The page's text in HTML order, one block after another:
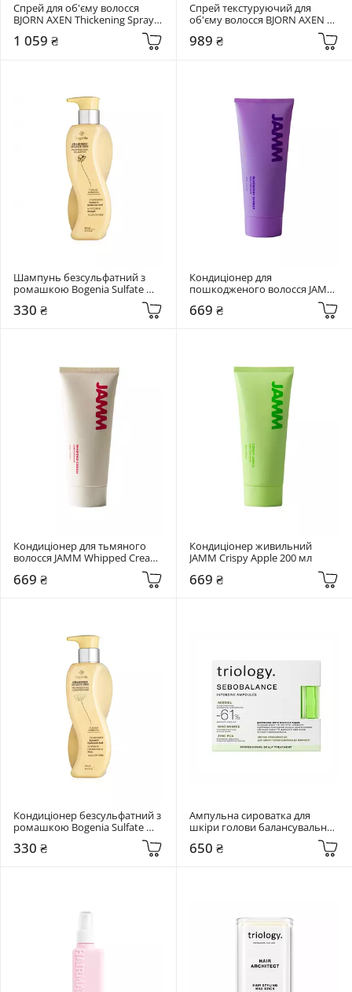
Спрей для об'єму волосся
BJORN AXEN Thickening Spray
1 059 ₴
Спрей текстуруючий для
об'єму волосся BJORN AXEN
989 ₴
Шампунь безсульфатний з
ромашкою Bogenia Sulfate
330 ₴
Кондиціонер для
пошкодженого волосся JAMM
669 ₴
Кондиціонер для тьмяного
волосся JAMM Whipped Cream
669 ₴
Кондиціонер живильний
JAMM Crispy Apple 200 мл
669 ₴
Кондиціонер безсульфатний з
ромашкою Bogenia Sulfate
330 ₴
Ампульна сироватка для
шкіри голови балансувальна
Triology. Sebobalance 20*5 мл
650 ₴